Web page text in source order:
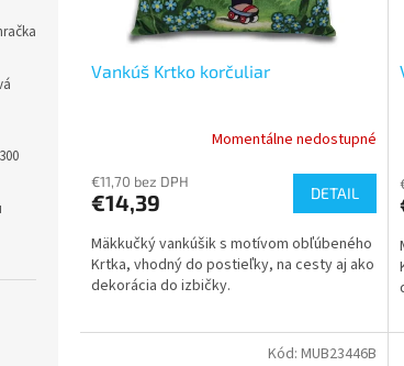
Vankúš Krtko korčuliar
Momentálne nedostupné
€11,70 bez DPH
€14,39 DETAIL
Mäkkučký vankúšik s motívom obľúbeného
Krtka, vhodný do postieľky, na cesty aj ako
dekorácia do izbičky.
Kód: MUB23446B